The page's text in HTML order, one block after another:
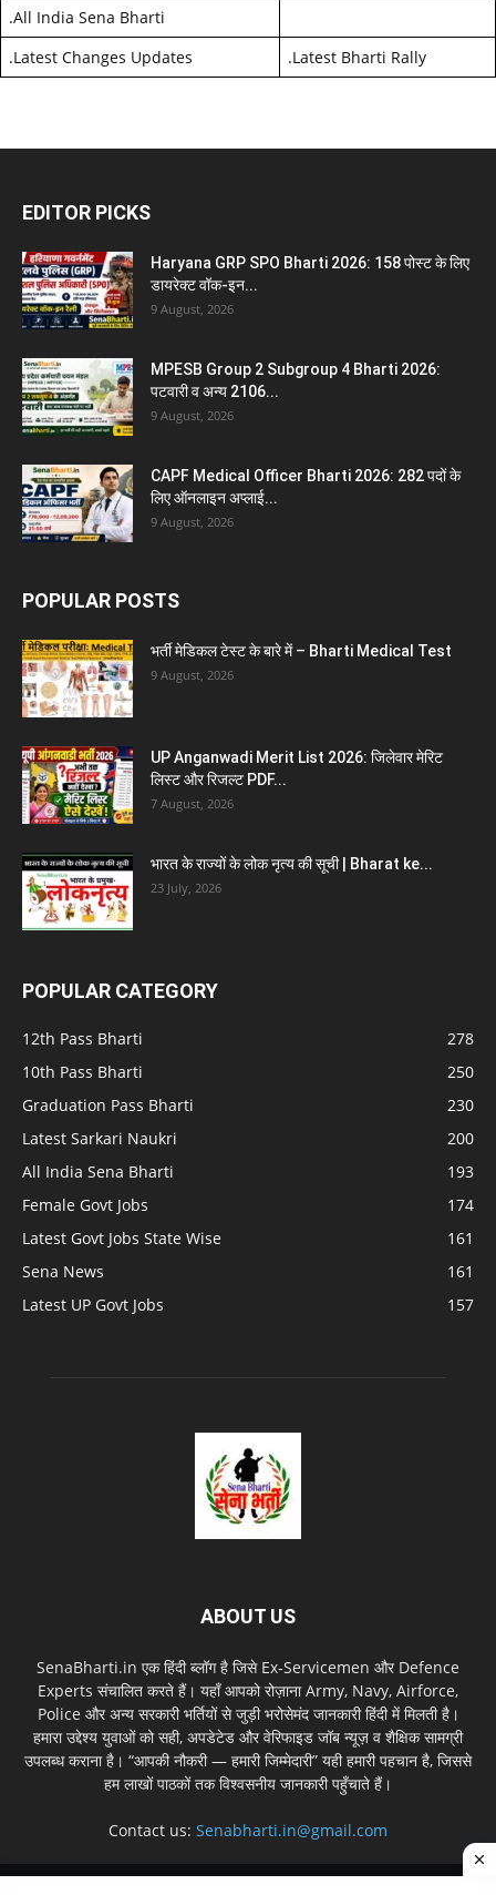
.All India Sena Bharti
.Latest Changes Updates .Latest Bharti Rally
EDITOR PICKS
Haryana GRP SPO Bharti 2026: 158 पोस्ट के लिए
डायरेक्ट वॉक-इन...
9 August, 2026
MPESB Group 2 Subgroup 4 Bharti 2026:
पटवारी व अन्य 2106...
9 August, 2026
CAPF Medical Officer Bharti 2026: 282 पदों के
लिए ऑनलाइन अप्लाई...
9 August, 2026
POPULAR POSTS
भर्ती मेडिकल टेस्ट के बारे में – Bharti Medical Test
9 August, 2026
UP Anganwadi Merit List 2026: जिलेवार मेरिट
लिस्ट और रिजल्ट PDF...
7 August, 2026
भारत के राज्यों के लोक नृत्य की सूची | Bharat ke...
23 July, 2026
POPULAR CATEGORY
12th Pass Bharti
278
10th Pass Bharti
250
Graduation Pass Bharti
230
Latest Sarkari Naukri
200
All India Sena Bharti
193
Female Govt Jobs
174
Latest Govt Jobs State Wise
161
Sena News
161
Latest UP Govt Jobs
157
ABOUT US
SenaBharti.in एक हिंदी ब्लॉग है जिसे Ex‑Servicemen और Defence
Experts संचालित करते हैं। यहाँ आपको रोज़ाना Army, Navy, Airforce,
Police और अन्य सरकारी भर्तियों से जुड़ी भरोसेमंद जानकारी हिंदी में मिलती है।
हमारा उद्देश्य युवाओं को सही, अपडेटेड और वेरिफाइड जॉब न्यूज़ व शैक्षिक सामग्री
उपलब्ध कराना है। “आपकी नौकरी — हमारी जिम्मेदारी” यही हमारी पहचान है, जिससे
हम लाखों पाठकों तक विश्वसनीय जानकारी पहुँचाते हैं।
Contact us: Senabharti.in@gmail.com